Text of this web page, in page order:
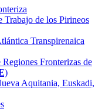
Trabajo de los Pirineos
Transpirenaica
Fronterizas de
Aquitania, Euskadi,